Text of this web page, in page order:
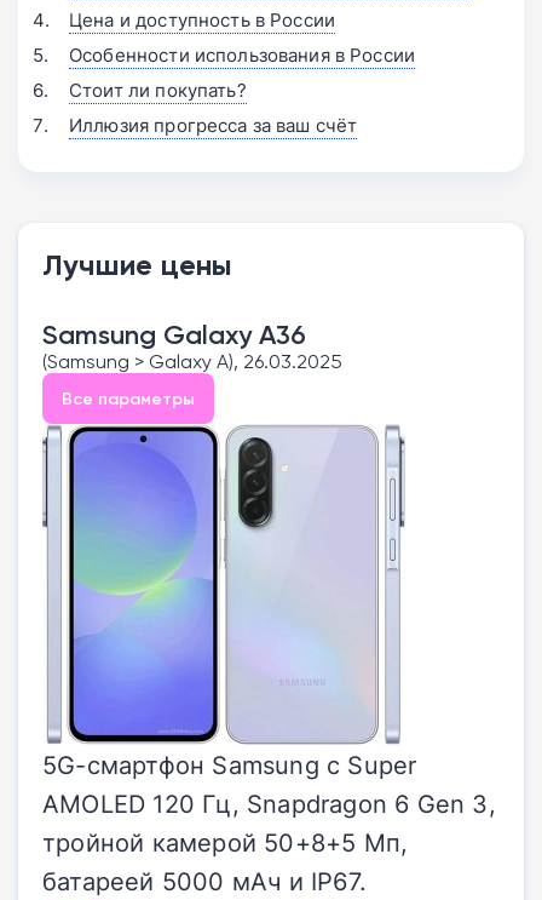
Цена и доступность в России
Особенности использования в России
Стоит ли покупать?
Иллюзия прогресса за ваш счёт
Лучшие цены
Samsung Galaxy A36
(Samsung > Galaxy A), 26.03.2025
Все параметры
5G-смартфон Samsung с Super
AMOLED 120 Гц, Snapdragon 6 Gen 3,
тройной камерой 50+8+5 Мп,
батареей 5000 мАч и IP67.